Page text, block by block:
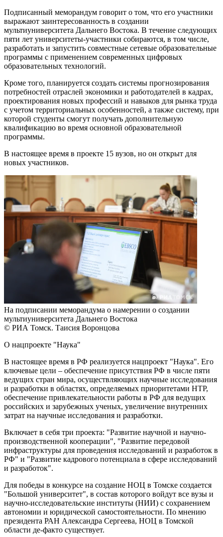
Подписанный меморандум говорит о том, что его участники
выражают заинтересованность в создании
мультиуниверситета Дальнего Востока. В течение следующих
пяти лет университеты-участники собираются, в том числе,
разработать и запустить совместные сетевые образовательные
программы с применением современных цифровых
образовательных технологий.
Кроме того, планируется создать системы прогнозирования
потребностей отраслей экономики и работодателей в кадрах,
проектирования новых профессий и навыков для рынка труда
с учетом территориальных особенностей, а также систему, при
которой студенты смогут получать дополнительную
квалификацию во время основной образовательной
программы.
В настоящее время в проекте 15 вузов, но он открыт для
новых участников.
На подписании меморандума о намерении о создании
мультиуниверситета Дальнего Востока
© РИА Томск. Таисия Воронцова
О нацпроекте "Наука"
В настоящее время в РФ реализуется нацпроект "Наука". Его
ключевые цели – обеспечение присутствия РФ в числе пяти
ведущих стран мира, осуществляющих научные исследования
и разработки в областях, определяемых приоритетами НТР,
обеспечение привлекательности работы в РФ для ведущих
российских и зарубежных ученых, увеличение внутренних
затрат на научные исследования и разработки.
Включает в себя три проекта: "Развитие научной и научно-
производственной кооперации", "Развитие передовой
инфраструктуры для проведения исследований и разработок в
РФ" и "Развитие кадрового потенциала в сфере исследований
и разработок".
Для победы в конкурсе на создание НОЦ в Томске создается
"Большой университет", в состав которого войдут все вузы и
научно-исследовательские институты (НИИ) с сохранением
автономии и юридической самостоятельности. По мнению
президента РАН Александра Сергеева, НОЦ в Томской
области де-факто существует.